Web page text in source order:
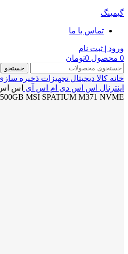
گیمینگ
تماس با ما
ورود | ثبت نام
0 محصول 0تومان
جستجو
خانه کالا دیجیتال تجهیزات ذخیره
اینترنال اس اس دی ام اس آی
MSI SPATIUM M371 NVME